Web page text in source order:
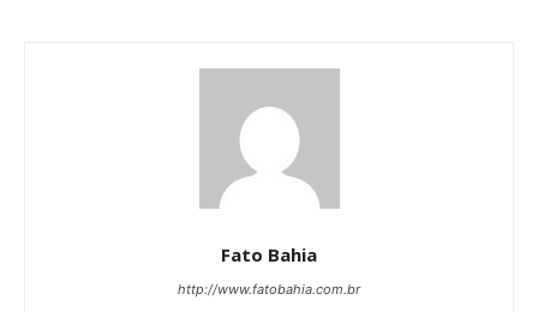
Fato Bahia
http://www.fatobahia.com.br